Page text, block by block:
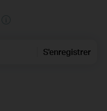
S'enregistrer